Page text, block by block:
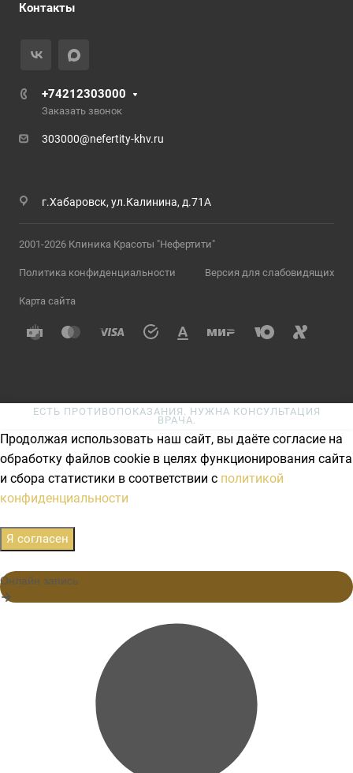
Контакты
+74212303000
Заказать звонок
303000@nefertity-khv.ru
г.Хабаровск, ул.Калинина, д.71А
2001-2026 Клиника Красоты "Нефертити"
Политика конфиденциальности Версия для слабовидящих
Карта сайта
ЕСТЬ ПРОТИВОПОКАЗАНИЯ. НУЖНА КОНСУЛЬТАЦИЯ
ВРАЧА.
Продолжая использовать наш сайт, вы даёте согласие на
обработку файлов cookie в целях функционирования сайта
и сбора статистики в соответствии с политикой
конфиденциальности
Я согласен